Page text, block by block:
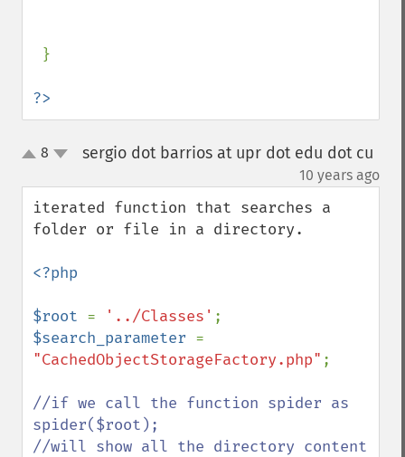
?>
up8 sergio dot barrios at upr dot edu dot cu
10 years ago
iterated function that searches a
folder or file in a directory.
<?php
$root = '../Classes'
$search_parameter
"CachedObjectStorageFactory.php" ;
//if we call the function spider as
spider($root);
//will show all the directory content